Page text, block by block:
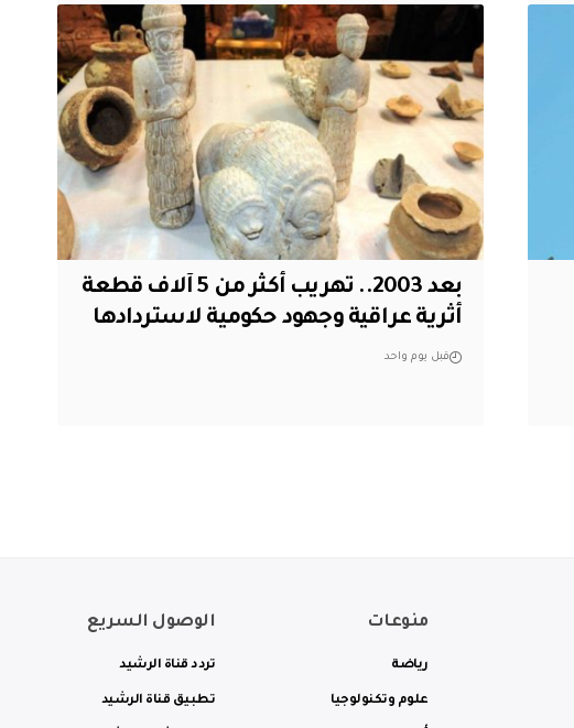
بعد 2003.. تهريب أكثر من 5 آلاف قطعة
أثرية عراقية وجهود حكومية لاستردادها
قبل يوم واحد
منوعات
رياضة
علوم وتكنولوجيا
الوصول السريع
تردد قناة الرشيد
تطبيق قناة الرشيد